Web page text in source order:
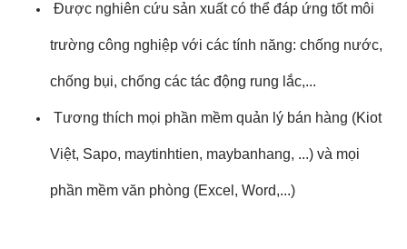
Được nghiên cứu sản xuất có thể đáp ứng tốt môi
trường công nghiệp với các tính năng: chống nước,
chống bụi, chống các tác động rung lắc,...
Tương thích mọi phần mềm quản lý bán hàng (Kiot
Việt, Sapo, maytinhtien, maybanhang, ...) và mọi
phần mềm văn phòng (Excel, Word,...)